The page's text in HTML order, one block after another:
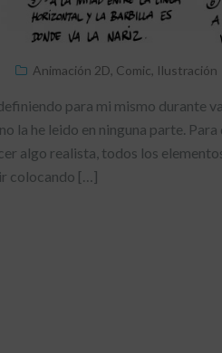
Animación 2D Comic Ilustración
para mi mismo durante
la he leido en ninguna parte.
algo realista, todos los
colocando […]